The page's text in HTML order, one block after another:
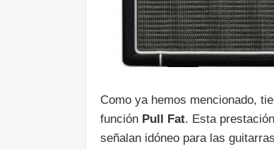
Como ya hemos mencionado,
función Pull Fat. Esta
señalan idóneo para las